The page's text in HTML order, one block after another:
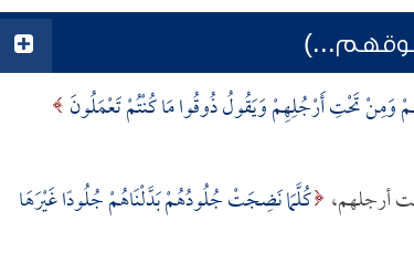
فوقهم...)
وَمِنْ تَحْتِ أَرْجُلِهِمْ وَيَقُولُ ذُوقُوا مَا كُنْتُمْ تَعْمَلُونَ
أرجلهم، كُلَّمَا نَضِجَتْ جُلُودُهُمْ بَدَّلْنَاهُمْ جُلُودًا غَيْرَهَا